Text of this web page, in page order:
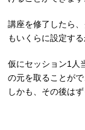
講座を修了したら
もいくらに設定す
仮にセッション1人
の元を取ることがで
しかも、その後は